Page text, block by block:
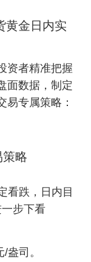
黄金日内实
资者精准把握
面数据，制定
易专属策略：
策略
看跌，日内目
一步下看
/盎司。